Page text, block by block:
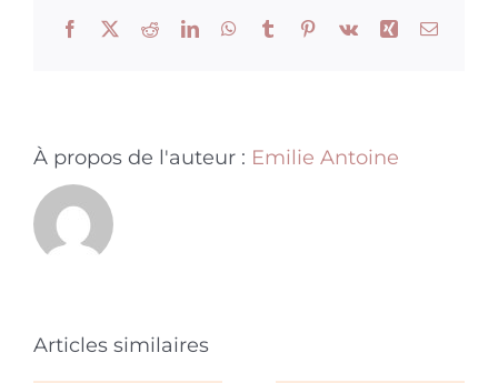
Facebook
X RedditLinkedInWhatsApp
TumblrPinterest
Vk Xing Email
À propos de l'auteur : Emilie Antoine
Articles similaires
mon ex